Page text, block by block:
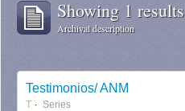
Showing 1 results
Archival description
Testimonios/ ANM
T Series